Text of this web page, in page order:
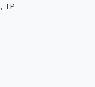
TP